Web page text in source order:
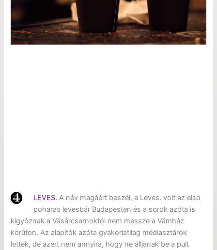
LEVES. A név magáért beszél, a Leves. volt az első
poharas levesbár Budapesten és a sorok azóta is
kígyóznak a Vásárcsarnoktól nem messze a Vámház
körúton. Az alapítók azóta gyakorlatilag médiasztárok
lettek, de azért nem annyira, hogy ne álljanak be a pult